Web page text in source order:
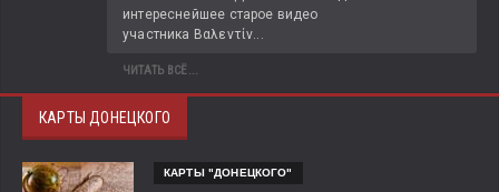
интереснейшее старое видео
участника Βαλεντίν...
ЧИТАТЬ ВСЁ...
КАРТЫ ДОНЕЦКОГО
КАРТЫ "ДОНЕЦКОГО"